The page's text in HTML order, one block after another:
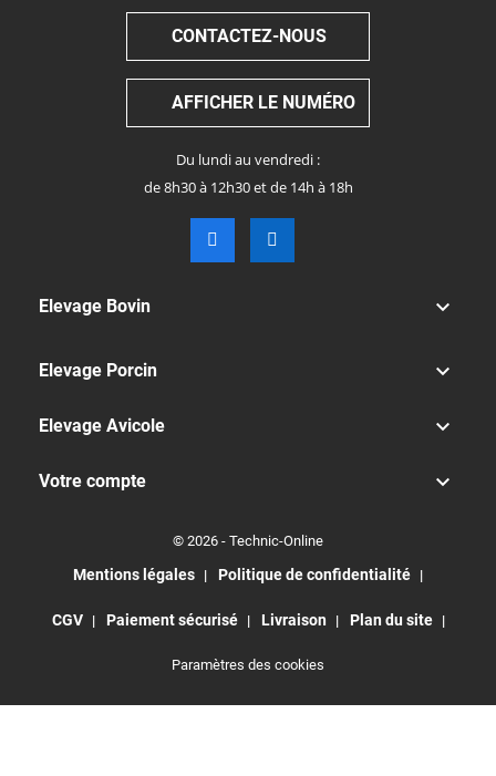
CONTACTEZ-NOUS
AFFICHER LE NUMÉRO
Du lundi au vendredi :
de 8h30 à 12h30 et de 14h à 18h
Elevage Bovin 
Elevage Porcin 
Elevage Avicole 
Votre compte 
© 2026 - Technic-Online
Mentions légales Politique de confidentialité
CGV Paiement sécurisé Livraison Plan du site
Paramètres des cookies